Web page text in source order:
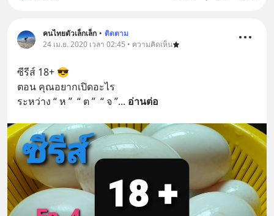
คนไทยตัวเล็กเล็ก • ติดตาม
24 เม.ย. 2020 เวลา 02:45 • ความคิดเห็น
ซีรีส์ 18+ 😎
ตอน คุณอยากเปิดอะไร
ระหว่าง “ ห ”  “ ต ”  “ จ ”... อ่านต่อ